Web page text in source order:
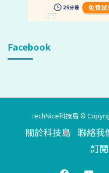
Facebook
TechNice科技島 ©
關於科技島 聯絡我
訂